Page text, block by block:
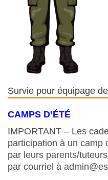
Survie pour équipage
CAMPS D’ÉTÉ
IMPORTANT – Les
participation à un camp
par leurs parents/
par courriel à